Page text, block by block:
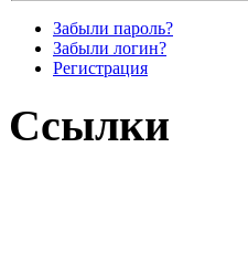
Забыли пароль?
Забыли логин?
Регистрация
Ссылки